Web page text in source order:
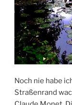
Noch nie habe
Straßenrand